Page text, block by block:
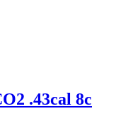
.43cal 8c